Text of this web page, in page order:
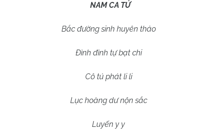
NAM CA TỬ
Bắc đường sinh huyên thảo
Đình đình tự bạt chi
Cô tú phát li li
Lục hoàng dư nộn sắc
Luyến y y